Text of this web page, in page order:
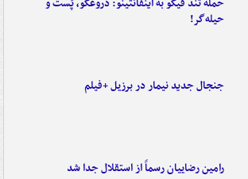
حمله تند فیگو به اینفانتینو: دروغگو، پَست‌ و
حیله‌گر!
جنجال جدید نیمار در برزیل +فیلم
رامین رضاییان رسماً از استقلال جدا شد